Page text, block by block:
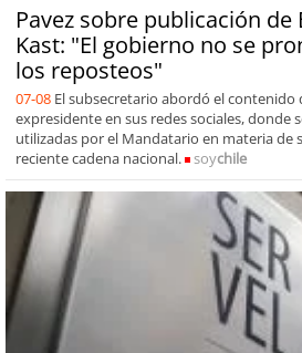
Pavez sobre publicación
Kast: "El gobierno no se
los reposteos"
07-08 El subsecretario abordó el
expresidente en sus redes sociales, donde
utilizadas por el Mandatario en materia de
reciente cadena nacional.
soychile